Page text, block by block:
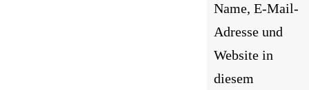
Name, E-Mail-
Adresse und
Website in
diesem